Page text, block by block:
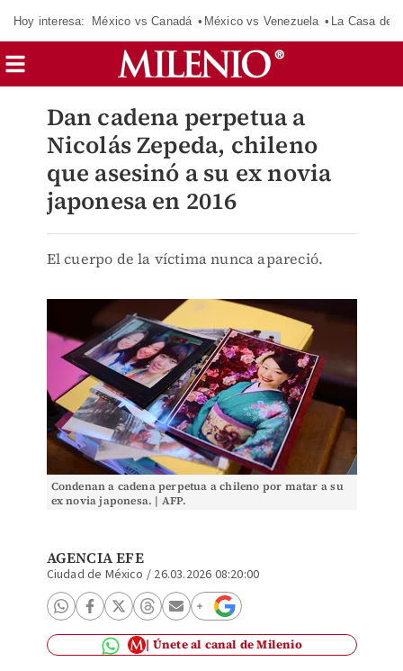
Hoy interesa: México vs Canadá México vs Venezuela La Casa de
Dan cadena perpetua a
Nicolás Zepeda, chileno
que asesinó a su ex novia
japonesa en 2016
El cuerpo de la víctima nunca apareció.
Condenan a cadena perpetua a chileno por matar a su
ex novia japonesa. | AFP.
AGENCIA EFE
Ciudad de México / 26.03.2026 08:20:00
Únete al canal de Milenio